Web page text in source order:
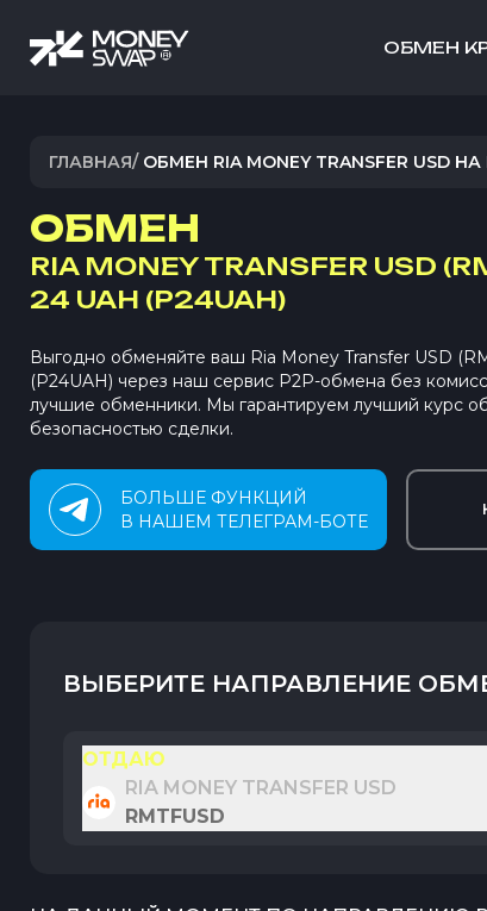
ОБМЕН
ГЛАВНАЯ/ ОБМЕН RIA MONEY TRANSFER USD
ОБМЕН
RIA MONEY TRANSFER USD
24 UAH (P24UAH)
Выгодно обменяйте ваш Ria Money Transfer USD
(P24UAH) через наш сервис P2P-обмена без
лучшие обменники. Мы гарантируем лучший курс
безопасностью сделки.
БОЛЬШЕ ФУНКЦИЙ
В НАШЕМ ТЕЛЕГРАМ-БОТЕ
ВЫБЕРИТЕ НАПРАВЛЕНИЕ
ОТДАЮ
RIA MONEY TRANSFER USD
RMTFUSD